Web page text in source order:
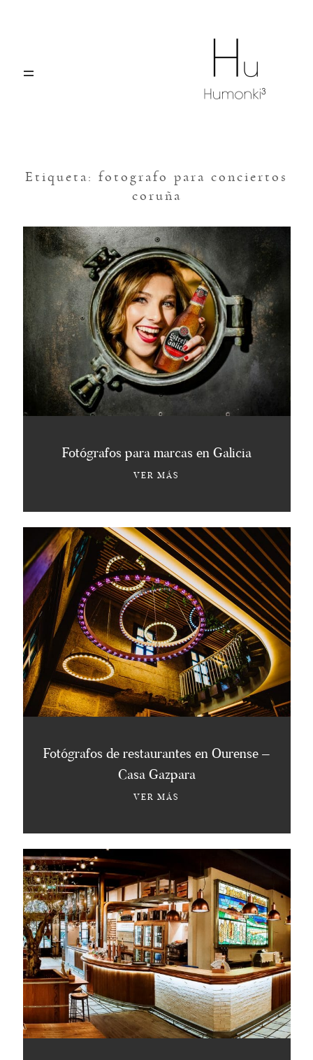
Etiqueta: fotografo para conciertos
coruña
Fotógrafos para marcas en Galicia
VER MÁS
Fotógrafos de restaurantes en Ourense –
Casa Gazpara
VER MÁS
El elemento Hu
Blog
VIGO, A CORUÑA, SANTIAGO,
OURENSE
ADVERTISING PHOTOGRAPHERS
GALICIA
HOLA@HUMONKI.COM